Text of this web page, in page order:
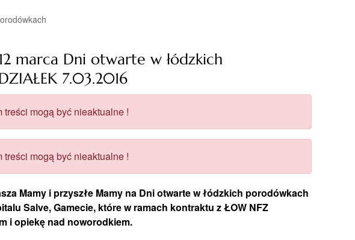
marca Dni otwarte w łódzkich
7.03.2016
treści mogą być nieaktualne !
treści mogą być nieaktualne !
Mamy i przyszłe Mamy na Dni otwarte w łódzkich porodówkach
Salve, Gamecie, które w ramach kontraktu z ŁOW NFZ
i opiekę nad noworodkiem.